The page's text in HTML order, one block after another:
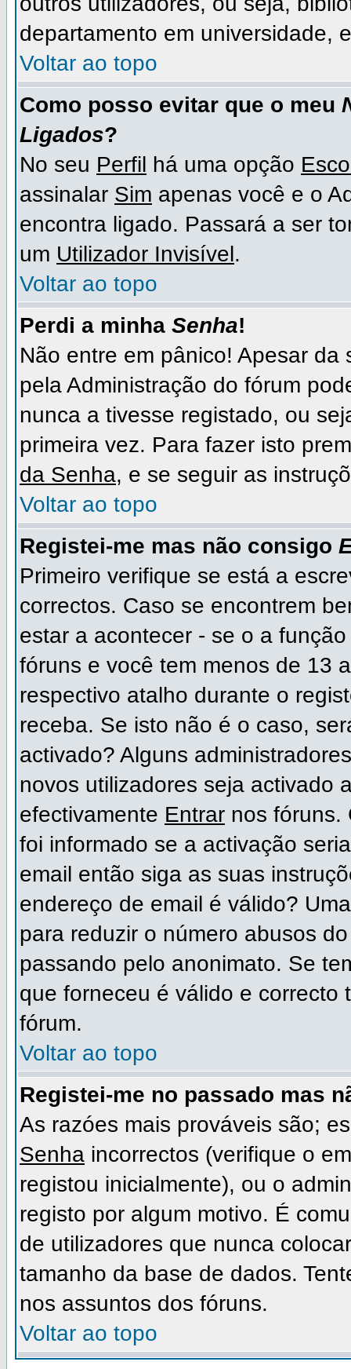
departamento em universidade,
Voltar ao topo
Como posso evitar que o meu
Ligados?
No seu Perfil há uma opção
assinalar Sim apenas você e o
encontra ligado. Passará a ser
um Utilizador Invisível.
Voltar ao topo
Perdi a minha Senha!
Não entre em pânico! Apesar da
pela Administração do fórum
nunca a tivesse registado, ou
primeira vez. Para fazer isto
da Senha, e se seguir as
Voltar ao topo
Registei-me mas não consigo
Primeiro verifique se está a
correctos. Caso se encontrem
estar a acontecer - se o a
fóruns e você tem menos de 13
respectivo atalho durante o
receba. Se isto não é o caso,
activado? Alguns
novos utilizadores seja activado
efectivamente Entrar nos fóruns.
foi informado se a activação
email então siga as suas
endereço de email é válido?
para reduzir o número abusos
passando pelo anonimato. Se
que forneceu é válido e correcto
fórum.
Voltar ao topo
Registei-me no passado mas
As razóes mais prováveis são;
Senha incorrectos (verifique o
registou inicialmente), ou o
registo por algum motivo. É
de utilizadores que nunca
tamanho da base de dados.
nos assuntos dos fóruns.
Voltar ao topo